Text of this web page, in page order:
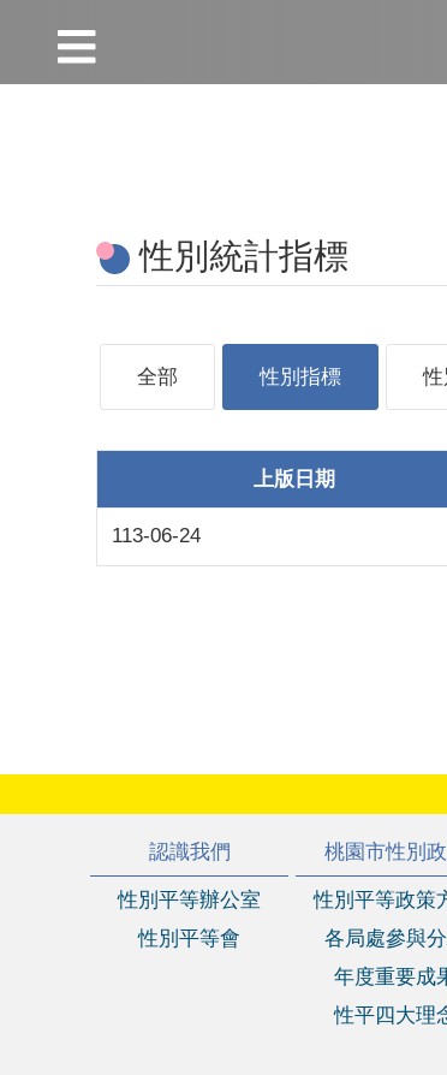
性別統計指標
全部 性別指標 性
上版日期
113-06-24
認識我們
性別平等辦公室
性別平等會
桃園市性別
性別平等政策
各局處參與
年度重要成
性平四大理